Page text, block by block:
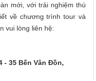
mới, với trải nghiệm thú
về chương trình tour và
vui lòng liên hệ:
- 35 Bến Vân Đồn,